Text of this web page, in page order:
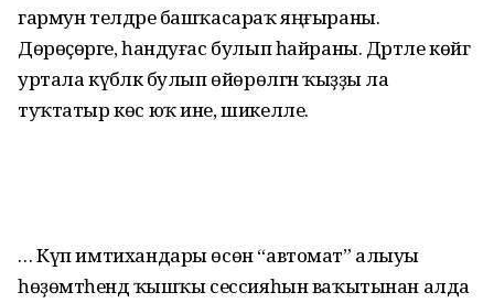
гармун телдәре башҡасараҡ яңғыраны.
Дөрөҫөрәге, һандуғас булып һайраны. Дәртле көйгә
уртала күбәләк булып өйөрөлгән ҡыҙҙы ла
туҡтатыр көс юҡ ине, шикелле.
… Күп имтихандары өсөн “автомат” алыуы
һөҙөмтәһендә ҡышҡы сессияһын ваҡытынан алда